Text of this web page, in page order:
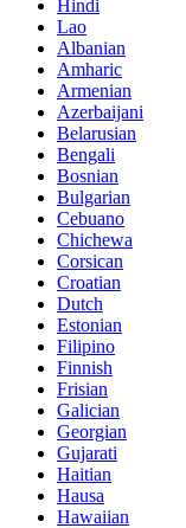
Hindi
Lao
Albanian
Amharic
Armenian
Azerbaijani
Belarusian
Bengali
Bosnian
Bulgarian
Cebuano
Chichewa
Corsican
Croatian
Dutch
Estonian
Filipino
Finnish
Frisian
Galician
Georgian
Gujarati
Haitian
Hausa
Hawaiian